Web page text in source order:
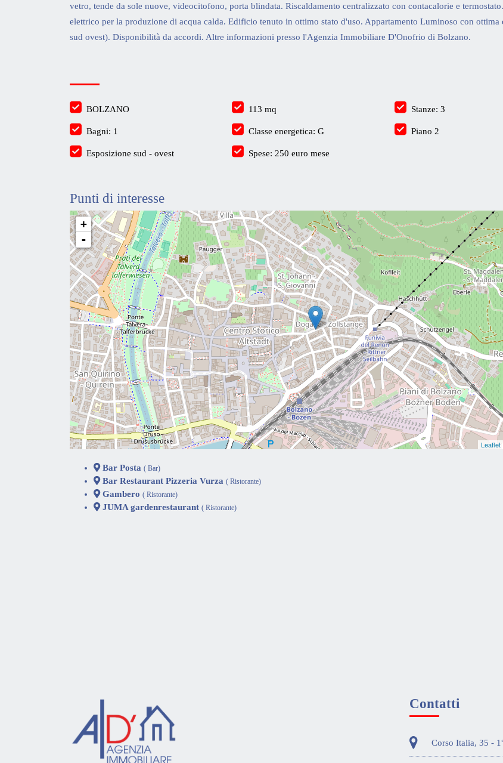
vetro, tende da sole nuove, videocitofono, porta blindata. Riscaldamento centralizzato con contacalorie e
elettrico per la produzione di acqua calda. Edificio tenuto in ottimo stato d'uso. Appartamento Luminoso con ottima
sud ovest). Disponibilità da accordi. Altre informazioni presso l'Agenzia Immobiliare D'Onofrio di Bolzano.
BOLZANO 113 mq Stanze: 3
Bagni: 1 Classe energetica: G Piano 2
Esposizione sud - ovest Spese: 250 euro mese
Punti di interesse
+
-
Leaflet
Bar Posta ( Bar)
Bar Restaurant Pizzeria Vurza ( Ristorante)
Gambero ( Ristorante)
JUMA gardenrestaurant ( Ristorante)
Contatti
Corso Italia, 35 -